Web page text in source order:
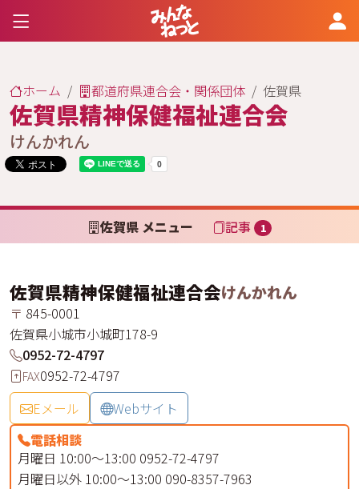
ホーム 都道府県連合会・関係団体 佐賀県
佐賀県精神保健福祉連合会
けんかれん
佐賀県 メニュー 記事 1
佐賀県精神保健福祉連合会けんかれん
〒 845-0001
佐賀県小城市小城町178-9
0952-72-4797
FAX0952-72-4797
Eメール
Webサイト
電話相談
月曜日 10:00～13:00 0952-72-4797
月曜日以外 10:00～13:00 090-8357-7963